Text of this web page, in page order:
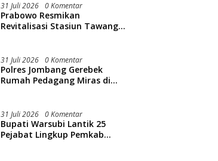
31 Juli 2026 0 Komentar
Prabowo Resmikan
Revitalisasi Stasiun Tawang
31 Juli 2026 0 Komentar
Polres Jombang Gerebek
Rumah Pedagang Miras di
31 Juli 2026 0 Komentar
Bupati Warsubi Lantik 25
Pejabat Lingkup Pemkab